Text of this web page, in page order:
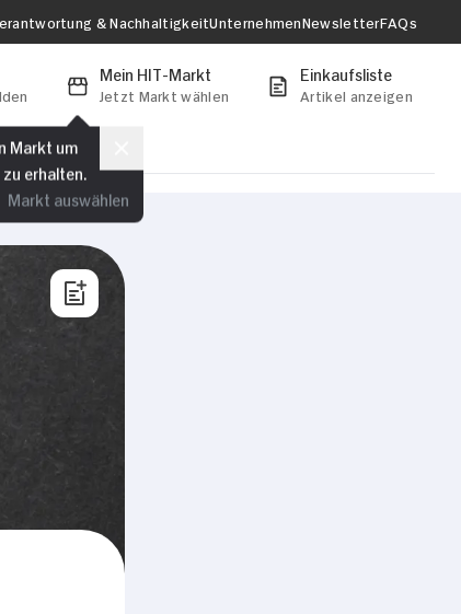
& NachhaltigkeitUnternehmenNewsletterFAQs
Mein HIT-Markt
Jetzt Markt wählen
Markt um
erhalten.
Markt auswählen
Einkaufsliste
Artikel anzeigen